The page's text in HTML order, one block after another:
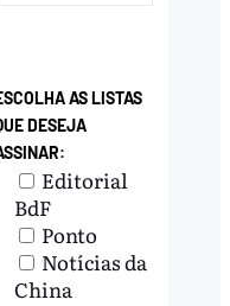
AS LISTAS
DESEJA
Editorial
BdF
Ponto
Notícias da
China